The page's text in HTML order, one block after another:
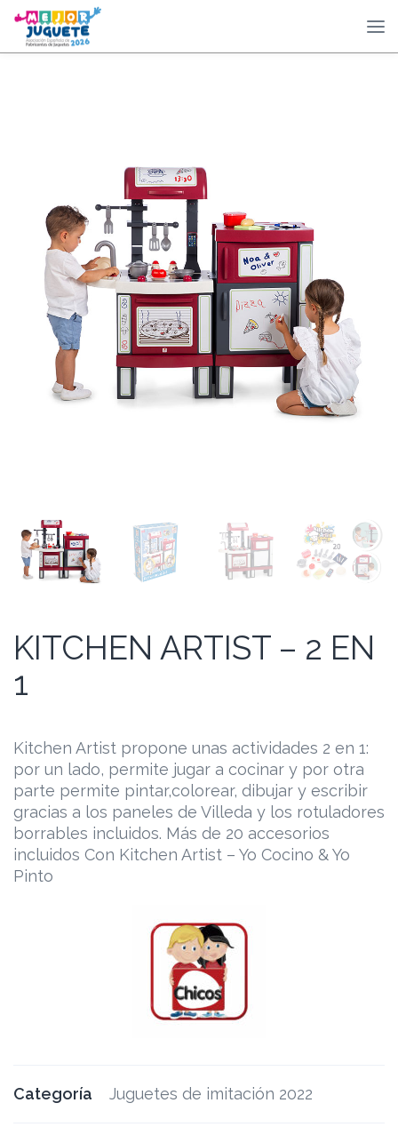
KITCHEN ARTIST – 2 EN
1
Kitchen Artist propone unas actividades 2 en 1:
por un lado, permite jugar a cocinar y por otra
parte permite pintar,colorear, dibujar y escribir
gracias a los paneles de Villeda y los rotuladores
borrables incluidos. Más de 20 accesorios
incluidos Con Kitchen Artist – Yo Cocino & Yo
Pinto
Categoría Juguetes de imitación 2022